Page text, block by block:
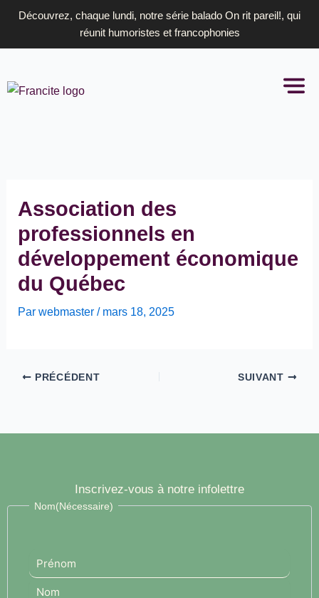
Aller
contenu
Découvrez, chaque lundi, notre série balado On rit pareil!, qui
réunit humoristes et francophonies
Association des
professionnels en
développement économique
du Québec
Parwebmaster/ mars 18, 2025
PRÉCÉDENT SUIVANT
Inscrivez-vous à notre infolettre
Nom(Nécessaire)
Prénom
Nom